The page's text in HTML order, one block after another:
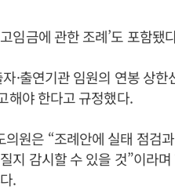
임금에 관한 조례’도 포함됐
·출연기관 임원의 연봉 상
해야 한다고 규정했다.
원은 “조례안에 실태 점검
지 감시할 수 있을 것”이라
.